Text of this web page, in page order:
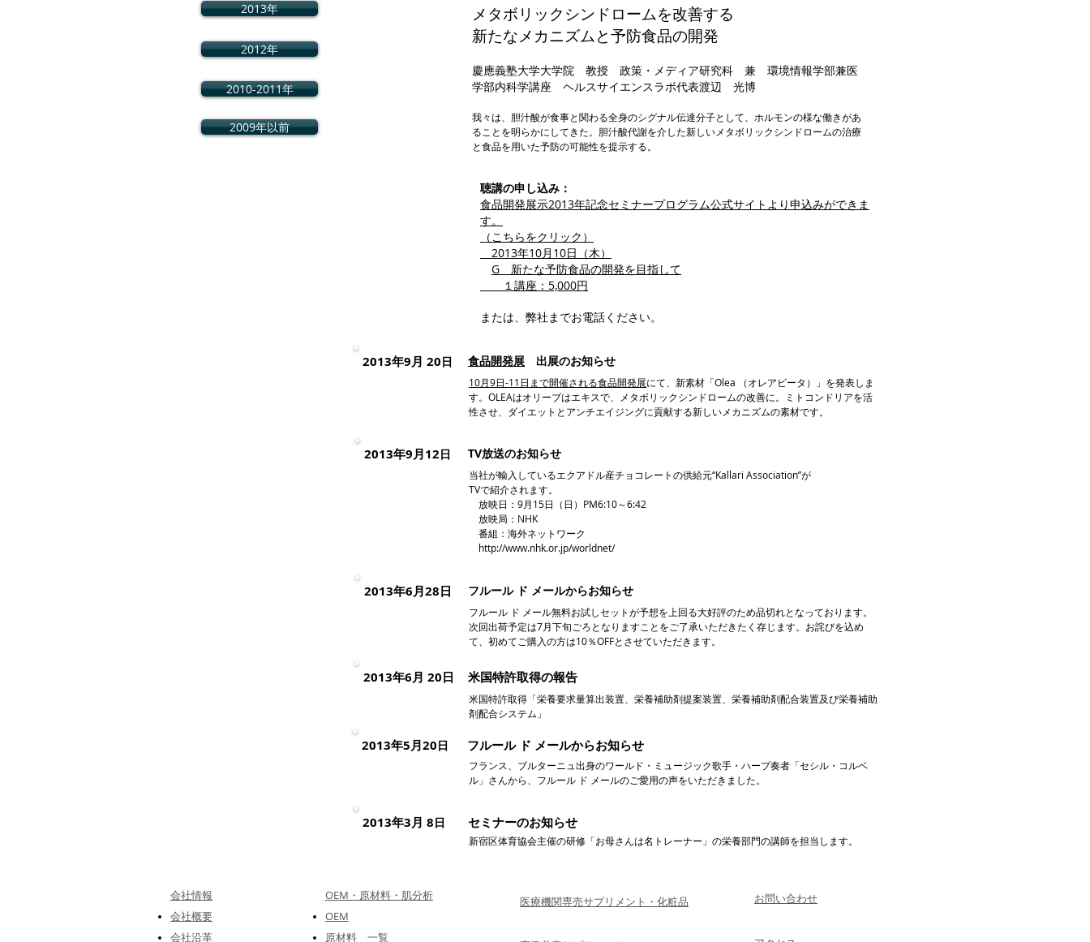
2013年
2012年
2010-2011年
2009年以前
メタボリックシンドロームを改善する
新たなメカニズムと予防食品の開発
慶應義塾大学大学院 教授 政策・メディア研究科 兼 環境情報学部兼医
学部内科学講座 ヘルスサイエンスラボ代表渡辺 光博
我々は、胆汁酸が食事と関わる全身のシグナル伝達分子として、ホルモンの様な働きがあ
ることを明らかにしてきた。胆汁酸代謝を介した新しいメタボリックシンドロームの治療
と食品を用いた予防の可能性を提示する。
聴講の申し込み：
食品開発展示2013年記念セミナープログラム公式サイトより申込みができま
す。
（こちらをクリック）
2013年10月10日（木）
G 新たな予防食品の開発を目指して
１講座：5,000円
または、弊社までお電話ください。
2013年9月 20日 食品開発展 出展のお知らせ
10月9日-11日まで開催される食品開発展にて、新素材「Olea （オレアビータ）」を発表しま
す。OLEAはオリーブはエキスで、メタボリックシンドロームの改善に。ミトコンドリアを活
性させ、ダイエットとアンチエイジングに貢献する新しいメカニズムの素材です。
2013年9月12日 TV放送のお知らせ
当社が輸入しているエクアドル産チョコレートの供給元“Kallari Association”が
TVで紹介されます。
放映日：9月15日（日）PM6:10～6:42
放映局：NHK
番組：海外ネットワーク
http://www.nhk.or.jp/worldnet/
2013年6月28日 フルール ド メールからお知らせ
フルール ド メール無料お試しセットが予想を上回る大好評のため品切れとなっております。
次回出荷予定は7月下旬ごろとなりますことをご了承いただきたく存じます。お詫びを込め
て、初めてご購入の方は10％OFFとさせていただきます。
2013年6月 20日 米国特許取得の報告
米国特許取得「栄養要求量算出装置、栄養補助剤提案装置、栄養補助剤配合装置及び栄養補助
剤配合システム」
2013年5月20日 フルール ド メールからお知らせ
フランス、ブルターニュ出身のワールド・ミュージック歌手・ハープ奏者「セシル・コルベ
ル」さんから、フルール ド メールのご愛用の声をいただきました。
2013年3月 8日 セミナーのお知らせ
新宿区体育協会主催の研修「お母さんは名トレーナー」の栄養部門の講師を担当します。
会社情報
会社概要
会社沿革
OEM・原材料・肌分析
OEM
原材料 一覧
医療機関専売サプリメント・化粧品 お問い合わせ